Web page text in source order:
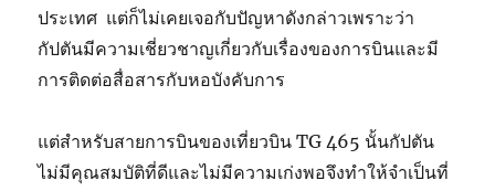
ประเทศ แต่ก็ไม่เคยเจอกับปัญหาดังกล่าวเพราะว่า
กัปตันมีความเชี่ยวชาญเกี่ยวกับเรื่องของการบินและมี
การติดต่อสื่อสารกับหอบังคับการ
แต่สำหรับสายการบินของเที่ยวบิน TG 465 นั้นกัปตัน
ไม่มีคุณสมบัติที่ดีและไม่มีความเก่งพอจึงทำให้จำเป็นที่